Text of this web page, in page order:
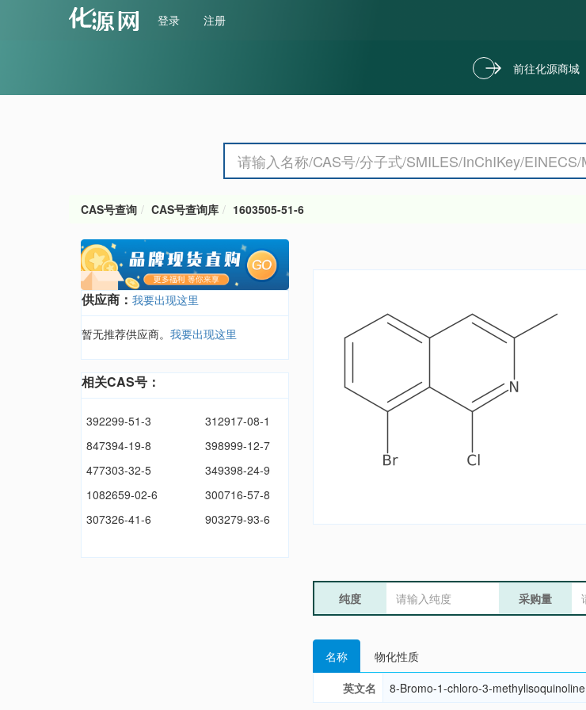
登录 注册
前往化源商城
CAS号查询 CAS号查询库 1603505-51-6
供应商： 我要出现这里
暂无推荐供应商。 我要出现这里
相关CAS号：
392299-51-3
312917-08-1
847394-19-8
398999-12-7
477303-32-5
349398-24-9
1082659-02-6
300716-57-8
307326-41-6
903279-93-6
纯度 采购量
名称
物化性质
英文名
8-Bromo-1-chloro-3-methylisoquinoline